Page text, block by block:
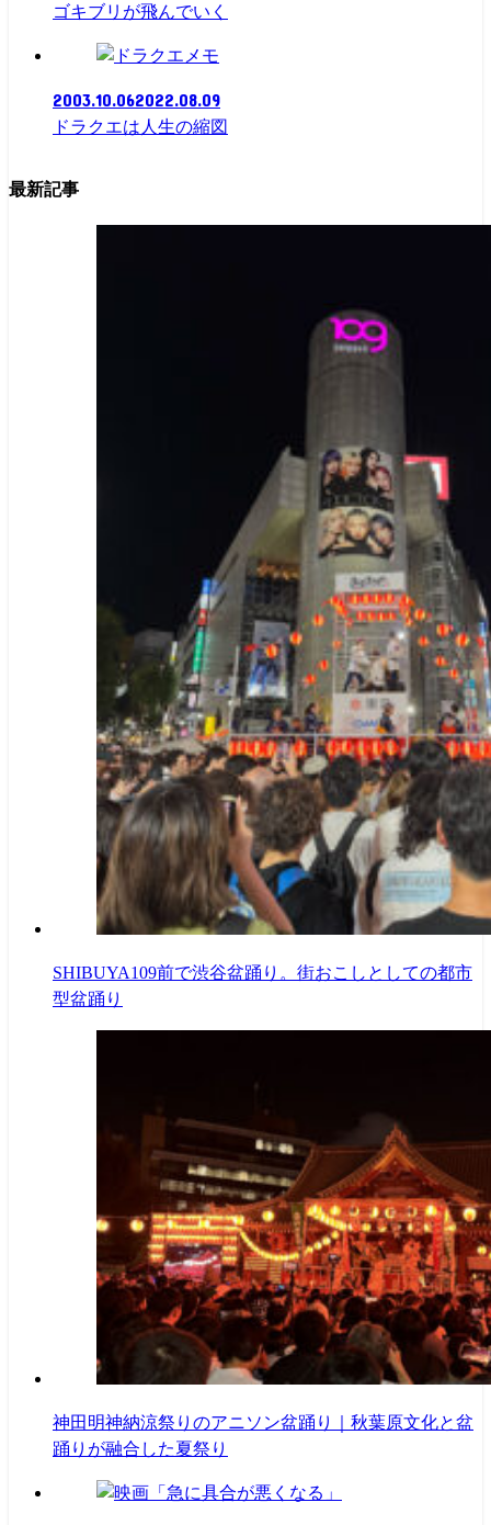
ゴキブリが飛んでいく
メモ
2003.10.062022.08.09
ドラクエは人生の縮図
最新記事
SHIBUYA109前で渋谷盆踊り。街おこしとしての都市
型盆踊り
神田明神納涼祭りのアニソン盆踊り｜秋葉原文化と盆
踊りが融合した夏祭り